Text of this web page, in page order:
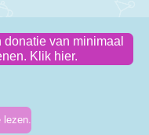
van minimaal
Klik hier.
lezen.